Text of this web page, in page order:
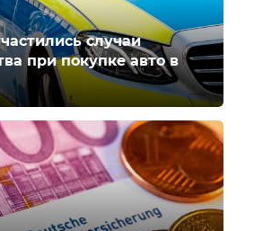
случаи
при покупке авто в